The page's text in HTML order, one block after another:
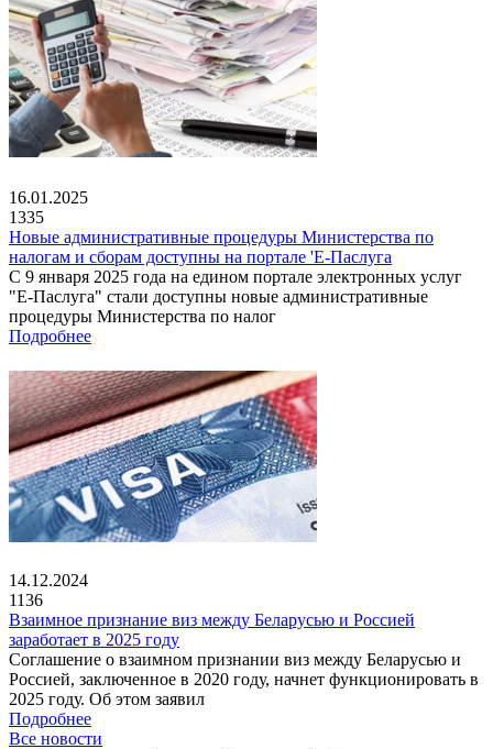
16.01.2025
1335
Новые административные процедуры Министерства по
налогам и сборам доступны на портале 'Е-Паслуга
С 9 января 2025 года на едином портале электронных услуг
"Е-Паслуга" стали доступны новые административные
процедуры Министерства по налог
Подробнее
14.12.2024
1136
Взаимное признание виз между Беларусью и Россией
заработает в 2025 году
Соглашение о взаимном признании виз между Беларусью и
Россией, заключенное в 2020 году, начнет функционировать в
2025 году. Об этом заявил
Подробнее
Все новости